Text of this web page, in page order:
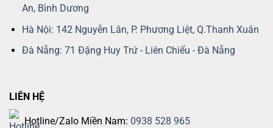
An, Bình Dương
Hà Nội: 142 Nguyễn Lân, P. Phương Liệt, Q.Thanh Xuân
Đà Nẵng: 71 Đặng Huy Trứ - Liên Chiểu - Đà Nẵng
LIÊN HỆ
Hotline/Zalo Miền Nam: 0938 528 965